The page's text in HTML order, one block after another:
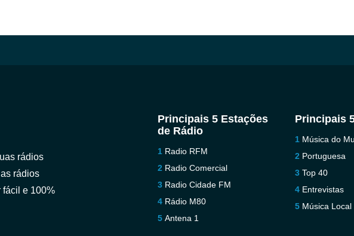
rádios
rádios
fácil e 100%
Principais 5 Estações
de Rádio
Radio RFM
Radio Comercial
Radio Cidade FM
Rádio M80
Antena 1
Principais
Música do
Portuguesa
Top 40
Entrevistas
Música Local